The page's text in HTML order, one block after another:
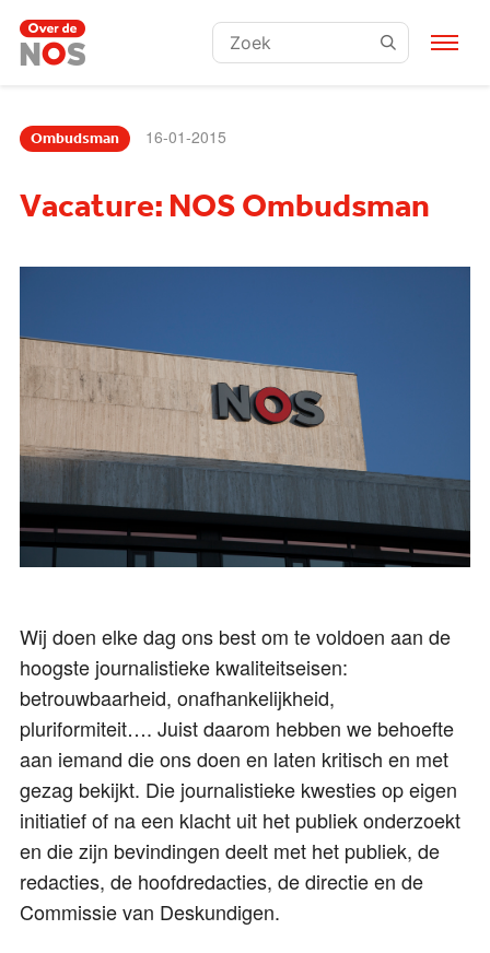
Zoeken:
Ombudsman 16-01-2015
Vacature: NOS Ombudsman
Wij doen elke dag ons best om te voldoen aan de
hoogste journalistieke kwaliteitseisen:
betrouwbaarheid, onafhankelijkheid,
pluriformiteit…. Juist daarom hebben we behoefte
aan iemand die ons doen en laten kritisch en met
gezag bekijkt. Die journalistieke kwesties op eigen
initiatief of na een klacht uit het publiek onderzoekt
en die zijn bevindingen deelt met het publiek, de
redacties, de hoofdredacties, de directie en de
Commissie van Deskundigen.